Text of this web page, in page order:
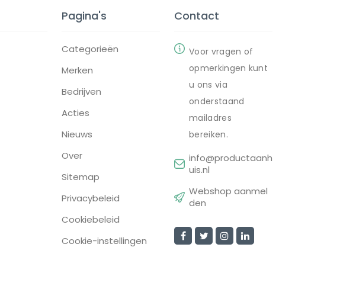
Pagina's
Categorieën
Merken
Bedrijven
Acties
Nieuws
Over
Sitemap
Privacybeleid
Cookiebeleid
Cookie-instellingen
Contact
Voor vragen of
opmerkingen kunt
u ons via
onderstaand
mailadres
bereiken.
info@productaanh
uis.nl
Webshop aanmel
den